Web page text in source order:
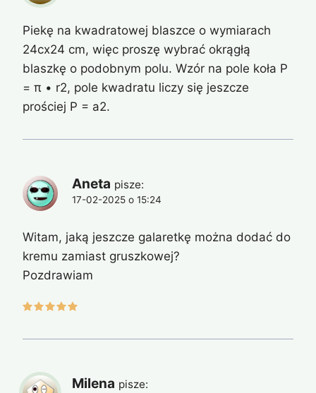
Piekę na kwadratowej blaszce o wymiarach
24cx24 cm, więc proszę wybrać okrągłą
blaszkę o podobnym polu. Wzór na pole koła P
= π • r2, pole kwadratu liczy się jeszcze
prościej P = a2.
Aneta pisze:
17-02-2025 o 15:24
Witam, jaką jeszcze galaretkę można dodać do
kremu zamiast gruszkowej?
Pozdrawiam
Milena pisze: